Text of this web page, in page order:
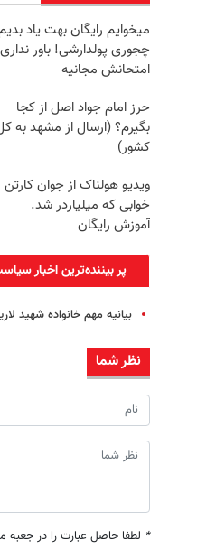
میخوایم رایگان بهت یاد
چجوری پولدارشی! باور نداری
امتحانش مجانیه
حرز امام جواد اصل از کجا
بگیرم؟ (ارسال از مشهد به
کشور)
ویدیو هولناک از جوان کارتن
خوابی که میلیاردر شد.
آموزش رایگان
پر بیننده‌ترین اخبار
بیانیه مهم خانواده شهید
نظر شما
* لطفا حاصل عبارت را در جعبه